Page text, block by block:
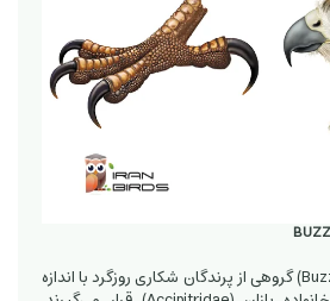
سارگپه‌ها (Buzzards/Hawks) گروهی از پرندگان شکاری روزگرد با اندازه